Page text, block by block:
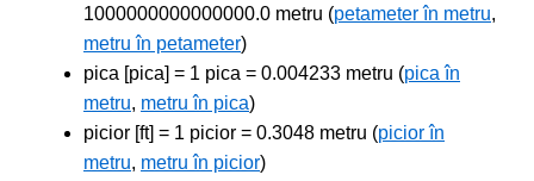
1000000000000000.0 metru (petameter în metru,
metru în petameter)
pica [pica] = 1 pica = 0.004233 metru (pica în
metru, metru în pica)
picior [ft] = 1 picior = 0.3048 metru (picior în
metru, metru în picior)